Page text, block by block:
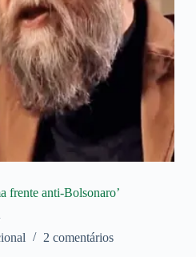
frente anti-Bolsonaro’
2 comentários